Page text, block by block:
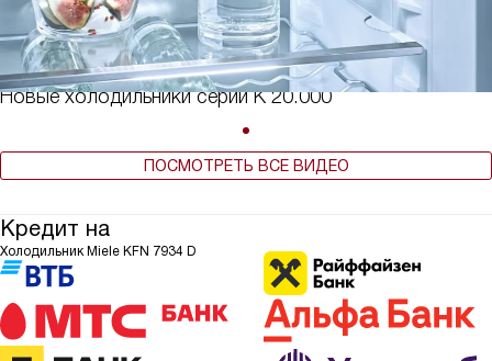
Новые холодильники серии К 20.000
ПОСМОТРЕТЬ ВСЕ ВИДЕО
Кредит на
Холодильник Miele KFN 7934 D